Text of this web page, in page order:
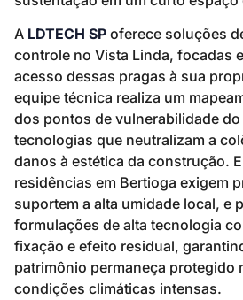
A LDTECH SP oferece soluções
controle no Vista Linda, focadas
acesso dessas pragas à sua
equipe técnica realiza um
dos pontos de vulnerabilidade
tecnologias que neutralizam a
danos à estética da construção.
residências em Bertioga exigem
suportem a alta umidade local, e
formulações de alta tecnologia
fixação e efeito residual,
patrimônio permaneça protegido
condições climáticas intensas.